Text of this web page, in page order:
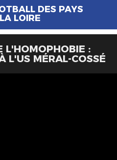
DES PAYS
LOIRE
L'HOMOPHOBIE :
L'US MÉRAL-COSSÉ